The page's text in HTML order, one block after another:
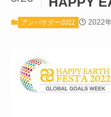
アンバサダー2022 2022